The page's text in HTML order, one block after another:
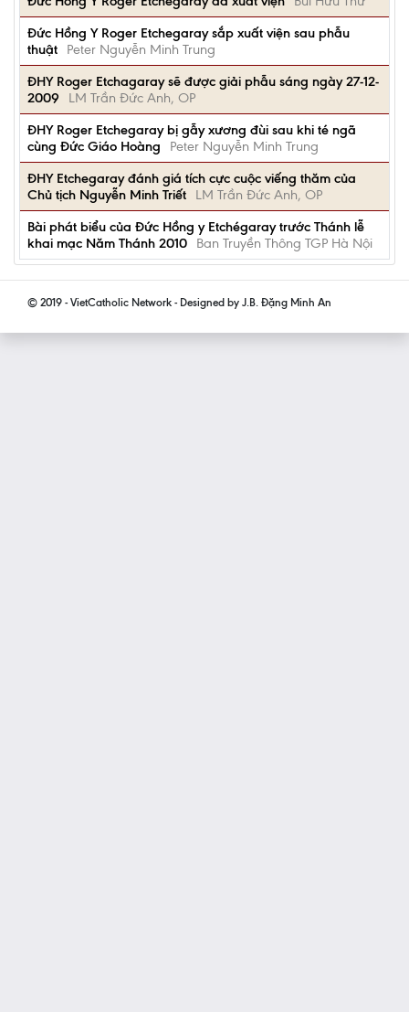
Đức Hồng Y Roger Etchegaray sắp xuất viện sau phẫu
thuật
Peter Nguyễn Minh Trung
ĐHY Roger Etchagaray sẽ được giải phẫu sáng ngày 27-12-
2009
LM Trần Đức Anh, OP
ĐHY Roger Etchegaray bị gẫy xương đùi sau khi té ngã
cùng Đức Giáo Hoàng
Peter Nguyễn Minh Trung
ĐHY Etchegaray đánh giá tích cực cuộc viếng thăm của
Chủ tịch Nguyễn Minh Triết
LM Trần Đức Anh, OP
Bài phát biểu của Đức Hồng y Etchégaray trước Thánh lễ
khai mạc Năm Thánh 2010
Ban Truyền Thông TGP Hà Nội
© 2019 - VietCatholic Network - Designed by J.B. Đặng Minh An